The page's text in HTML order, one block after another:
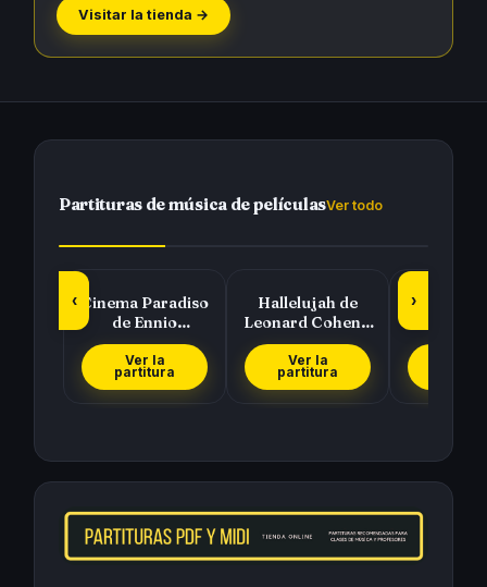
Visitar la tienda →
Partituras de música de películasVer todo
‹
Cinema Paradiso
de Ennio
Morricone
Ver la
partitura
Hallelujah de
Leonard Cohen y
Rufus Wainwright
Ver la
partitura
Piratas
›